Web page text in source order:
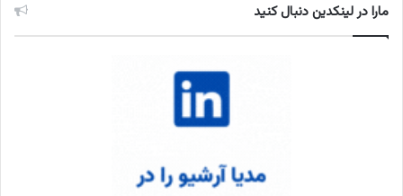
مارا در لینکدین دنبال کنید